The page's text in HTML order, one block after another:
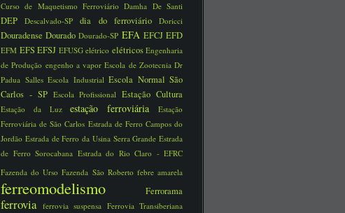
Curso de Maquetismo FerroviárioDamha De Santi
DEPDescalvado-SPdia do ferroviárioDoricci
DouradenseDouradoDourado-SP EFA EFCJEFD
EFM EFS EFSJ EFUSG elétrico elétricos Engenharia
de Produção engenho a vaporEscola de Zootecnia Dr
Padua Salles Escola Industrial Escola Normal São
Carlos - SP Escola ProfissionalEstação Cultura
Estação da Luzestação ferroviáriaEstação
Ferroviária de São Carlos Estrada de Ferro Campos do
Jordão Estrada de Ferro da Usina Serra Grande Estrada
de Ferro Sorocabana Estrada do Rio Claro - EFRC
Fazenda do UrsoFazenda São Roberto febre amarela
ferreomodelismo Ferrorama
ferrovia ferrovia suspensa Ferrovia Transiberiana